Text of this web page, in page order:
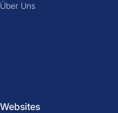
Über Uns
Websites